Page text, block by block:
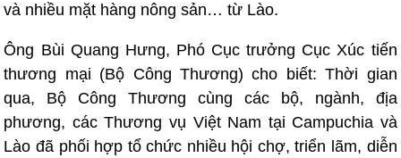
và nhiều mặt hàng nông sản… từ Lào.
Ông Bùi Quang Hưng, Phó Cục trưởng Cục Xúc tiến
thương mại (Bộ Công Thương) cho biết: Thời gian
qua, Bộ Công Thương cùng các bộ, ngành, địa
phương, các Thương vụ Việt Nam tại Campuchia và
Lào đã phối hợp tổ chức nhiều hội chợ, triển lãm, diễn